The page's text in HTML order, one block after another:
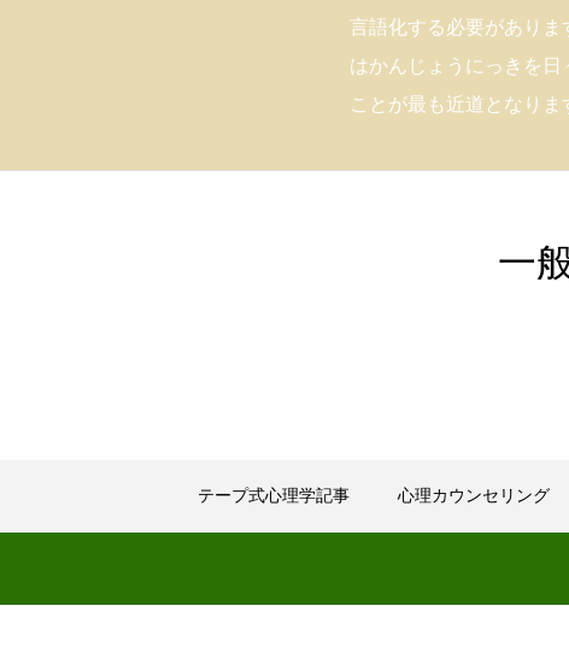
言語化する必要がありま
はかんじょうにっきを日
ことが最も近道となりま
一
テープ式心理学記事 心理カウンセリング